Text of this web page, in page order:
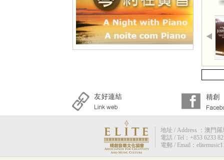
地址 / Address ：澳門
電話 / Tel：+853 6233
電郵 / Email：